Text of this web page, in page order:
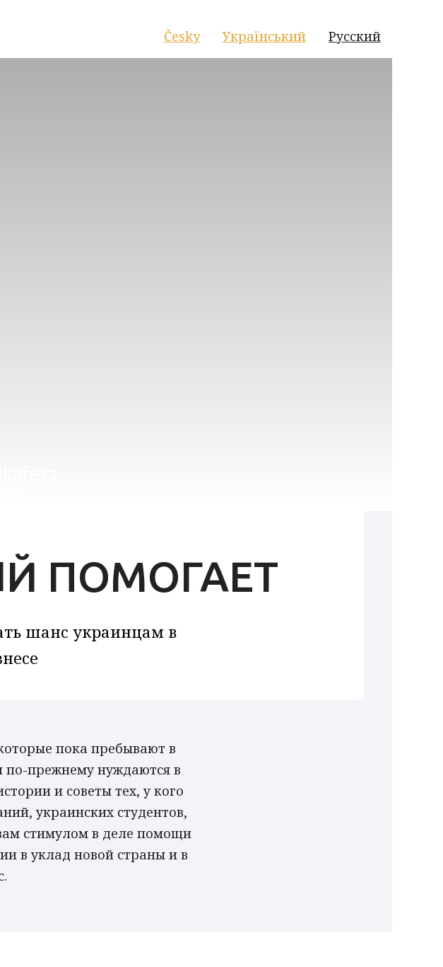
Česky Український Русский
ПОМОГАЕТ
шанс украинцам в
пока пребывают в
по-прежнему нуждаются в
и советы тех, у кого
украинских студентов,
стимулом в деле помощи
в уклад новой страны и в